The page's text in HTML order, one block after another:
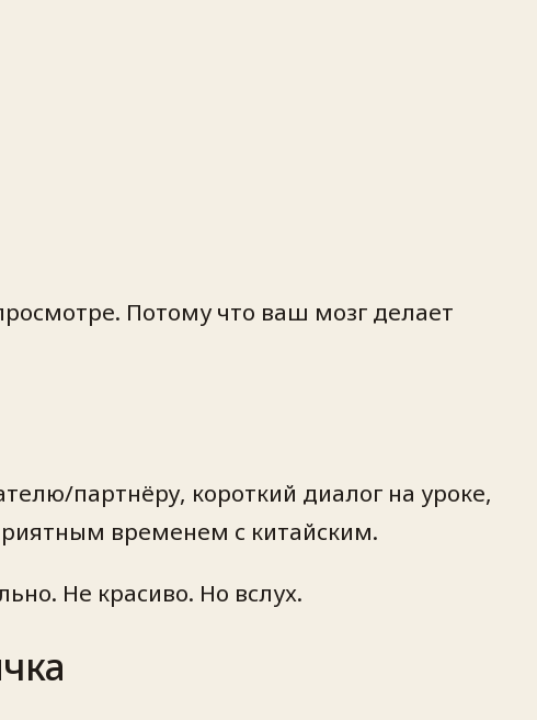
Потому что ваш мозг делает
партнёру, короткий диалог на уроке,
временем с китайским.
Не красиво. Но вслух.